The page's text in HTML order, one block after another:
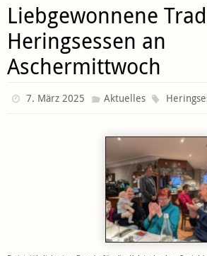
Liebgewonnene
Heringsessen an
Aschermittwoch
7. März 2025 Aktuelles